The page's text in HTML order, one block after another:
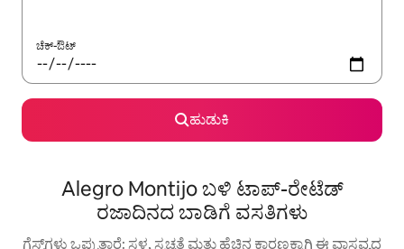
ಚೆಕ್-ಔಟ್
ಹುಡುಕಿ
Alegro Montijo ಬಳಿ ಟಾಪ್-ರೇಟೆಡ್
ರಜಾದಿನದ ಬಾಡಿಗೆ ವಸತಿಗಳು
ಗೆಸ್ಟ್‌ಗಳು ಒಪ್ಪುತ್ತಾರೆ: ಸ್ಥಳ, ಸ್ವಚ್ಛತೆ ಮತ್ತು ಹೆಚ್ಚಿನ ಕಾರಣಕ್ಕಾಗಿ ಈ ವಾಸ್ತವ್ಯದ